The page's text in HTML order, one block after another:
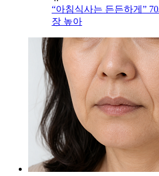
“아침식사는 든든하게”
장 높아